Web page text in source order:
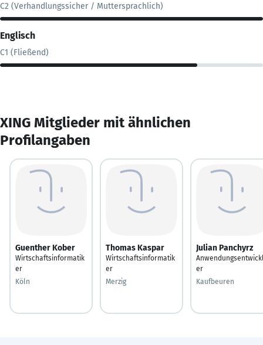
C2 (Verhandlungssicher / Muttersprachlich)
Englisch
C1 (Fließend)
XING Mitglieder mit ähnlichen
Profilangaben
Guenther Kober
Wirtschaftsinformatik
er
Köln
Thomas Kaspar
Wirtschaftsinformatik
er
Merzig
Julian Panchyrz
er
Kaufbeuren